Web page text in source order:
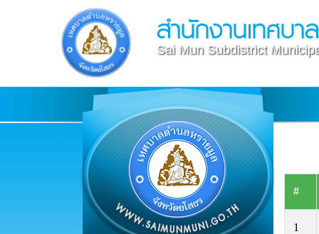
สำนักงานเทศบ
Sai Mun Subdistrict
#
1